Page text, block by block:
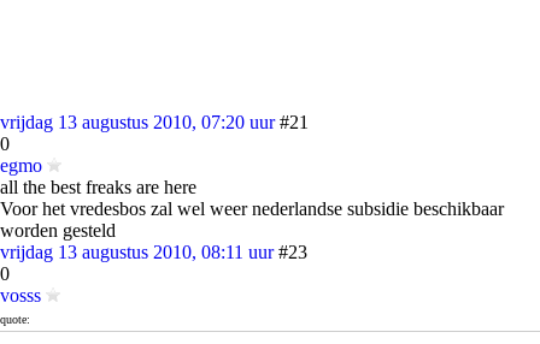
vrijdag 13 augustus 2010, 07:20 uur #21
0
egmo
all the best freaks are here
Voor het vredesbos zal wel weer nederlandse subsidie beschikbaar
worden gesteld
vrijdag 13 augustus 2010, 08:11 uur #23
0
vosss
quote:
Ik wil zijn droom graag voortzetten", aldus Jonathan.